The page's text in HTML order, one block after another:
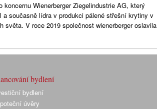
Wienerberger Ziegelindustrie AG, který
současně lídra v produkci pálené střešní krytiny v
V roce 2019 společnost wienerberger oslavila
bydlení
bydlení
úvěry